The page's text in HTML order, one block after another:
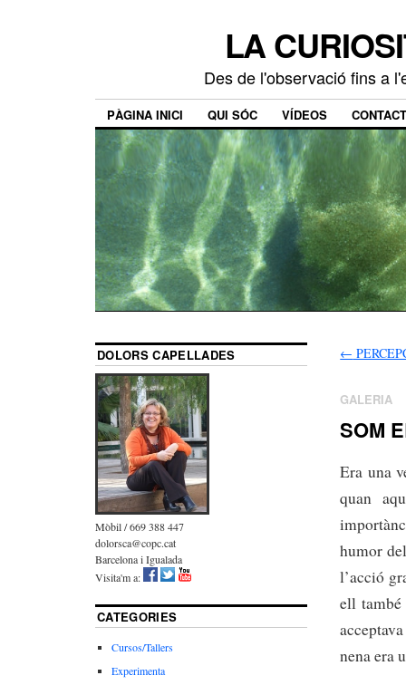
LA
Des de l'observació fins a
PÀGINA INICI QUI SÓC VÍDEOS
←
GALERIA
SOM
Era una
quan
humor
l’acció
ell també
nena era
DOLORS CAPELLADES
Mòbil / 669 388 447
dolorsca@copc.cat
Barcelona i Igualada
Visita'm a:
CATEGORIES
Cursos/Tallers
Experimenta